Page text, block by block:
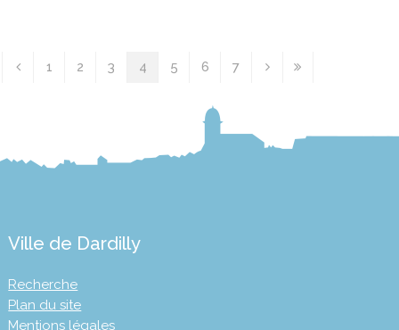
1 2 3 4 5 6 7
Ville de Dardilly
Recherche
Plan du site
Mentions légales